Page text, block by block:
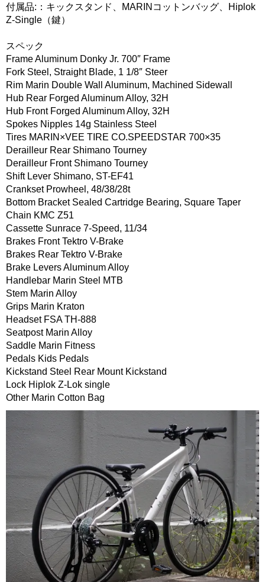
付属品:：キックスタンド、MARINコットンバッグ、Hiplok
Z-Single（鍵）
スペック
Frame Aluminum Donky Jr. 700″ Frame
Fork Steel, Straight Blade, 1 1/8″ Steer
Rim Marin Double Wall Aluminum, Machined Sidewall
Hub Rear Forged Aluminum Alloy, 32H
Hub Front Forged Aluminum Alloy, 32H
Spokes Nipples 14g Stainless Steel
Tires MARIN×VEE TIRE CO.SPEEDSTAR 700×35
Derailleur Rear Shimano Tourney
Derailleur Front Shimano Tourney
Shift Lever Shimano, ST-EF41
Crankset Prowheel, 48/38/28t
Bottom Bracket Sealed Cartridge Bearing, Square Taper
Chain KMC Z51
Cassette Sunrace 7-Speed, 11/34
Brakes Front Tektro V-Brake
Brakes Rear Tektro V-Brake
Brake Levers Aluminum Alloy
Handlebar Marin Steel MTB
Stem Marin Alloy
Grips Marin Kraton
Headset FSA TH-888
Seatpost Marin Alloy
Saddle Marin Fitness
Pedals Kids Pedals
Kickstand Steel Rear Mount Kickstand
Lock Hiplok Z-Lok single
Other Marin Cotton Bag